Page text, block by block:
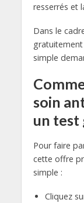
resserrés et
Dans le
simple
soin
un test
Pour faire
cette offre
simple :
Cliquez